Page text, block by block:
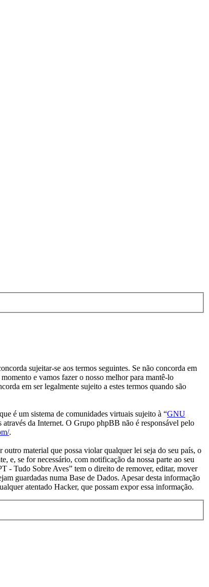
sujeitar-se aos termos seguintes. Se não concorda em
e vamos fazer o nosso melhor para mantê-lo
em ser legalmente sujeito a estes termos quando são
é um sistema de comunidades virtuais sujeito à “GNU
da Internet. O Grupo phpBB não é responsável pelo
.
material que possa violar qualquer lei seja do seu país, o
e, se for necessário, com notificação da nossa parte ao seu
- Tudo Sobre Aves” tem o direito de remover, editar, mover
guardadas numa Base de Dados. Apesar desta informação
atentado Hacker, que possam expor essa informação.